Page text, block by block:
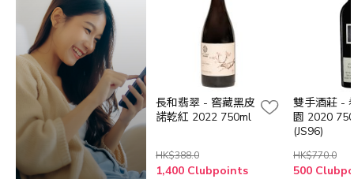
長和翡翠 - 窖藏黑皮
諾乾紅 2022 750ml
HK$388.0
1,400 Clubpoints
雙手酒莊 -
園 2020
(JS96)
HK$770.0